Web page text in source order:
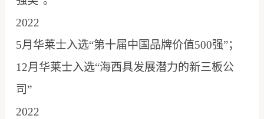
2022
5月华莱士入选“第十届中国品牌价值500强”；
12月华莱士入选“海西具发展潜力的新三板公
司”
2022